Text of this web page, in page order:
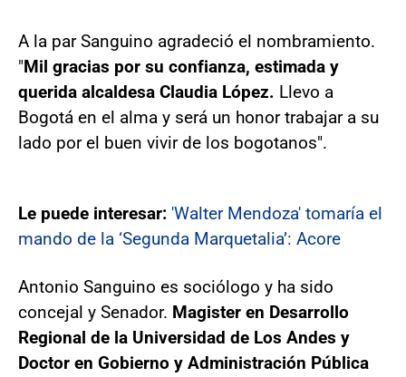
A la par Sanguino agradeció el nombramiento.
"Mil gracias por su confianza, estimada y
querida alcaldesa Claudia López. Llevo a
Bogotá en el alma y será un honor trabajar a su
lado por el buen vivir de los bogotanos".
Le puede interesar: 'Walter Mendoza' tomaría el
mando de la ‘Segunda Marquetalia’: Acore
Antonio Sanguino es sociólogo y ha sido
concejal y Senador. Magister en Desarrollo
Regional de la Universidad de Los Andes y
Doctor en Gobierno y Administración Pública